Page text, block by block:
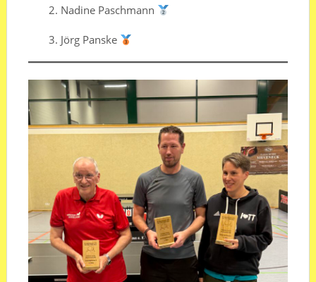
2.⁠ ⁠⁠Nadine Paschmann
3.⁠ ⁠⁠Jörg Panske